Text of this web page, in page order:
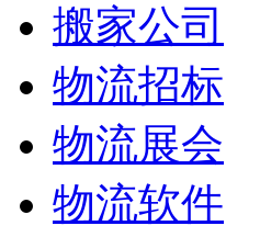
搬家公司
物流招标
物流展会
物流软件